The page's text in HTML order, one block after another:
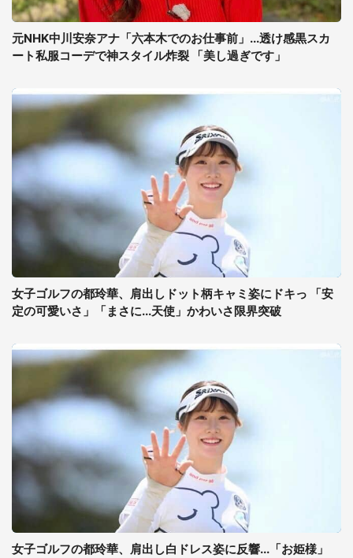
元NHK中川安奈アナ「六本木でのお仕事前」...透け感黒スカ
ート私服コーデで神スタイル炸裂 「美し過ぎです」
女子ゴルフの都玲華、肩出しドット柄キャミ姿にドキっ 「安
定の可愛いさ」「まさに...天使」かわいさ限界突破
女子ゴルフの都玲華、肩出し白ドレス姿に反響...「お姫様」